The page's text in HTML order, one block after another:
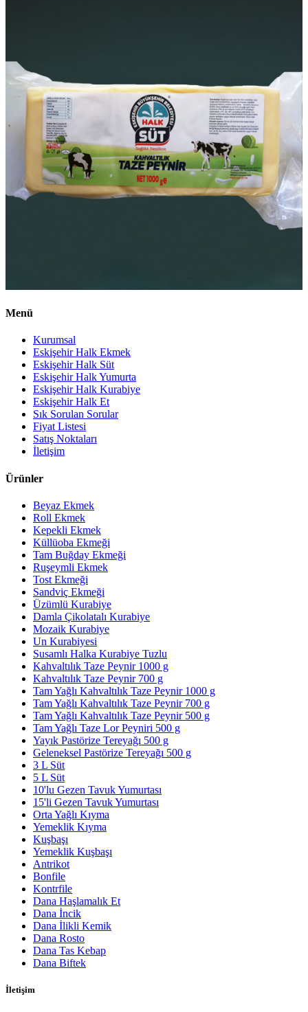
Menü
Kurumsal
Eskişehir Halk Ekmek
Eskişehir Halk Süt
Eskişehir Halk Yumurta
Eskişehir Halk Kurabiye
Eskişehir Halk Et
Sık Sorulan Sorular
Fiyat Listesi
Satış Noktaları
İletişim
Ürünler
Beyaz Ekmek
Roll Ekmek
Kepekli Ekmek
Küllüoba Ekmeği
Tam Buğday Ekmeği
Ruşeymli Ekmek
Tost Ekmeği
Sandviç Ekmeği
Üzümlü Kurabiye
Damla Çikolatalı Kurabiye
Mozaik Kurabiye
Un Kurabiyesi
Susamlı Halka Kurabiye Tuzlu
Kahvaltılık Taze Peynir 1000 g
Kahvaltılık Taze Peynir 700 g
Tam Yağlı Kahvaltılık Taze Peynir 1000 g
Tam Yağlı Kahvaltılık Taze Peynir 700 g
Tam Yağlı Kahvaltılık Taze Peynir 500 g
Tam Yağlı Taze Lor Peyniri 500 g
Yayık Pastörize Tereyağı 500 g
Geleneksel Pastörize Tereyağı 500 g
3 L Süt
5 L Süt
10'lu Gezen Tavuk Yumurtası
15'li Gezen Tavuk Yumurtası
Orta Yağlı Kıyma
Yemeklik Kıyma
Kuşbaşı
Yemeklik Kuşbaşı
Antrikot
Bonfile
Kontrfile
Dana Haşlamalık Et
Dana İncik
Dana İlikli Kemik
Dana Rosto
Dana Tas Kebap
Dana Biftek
İletişim